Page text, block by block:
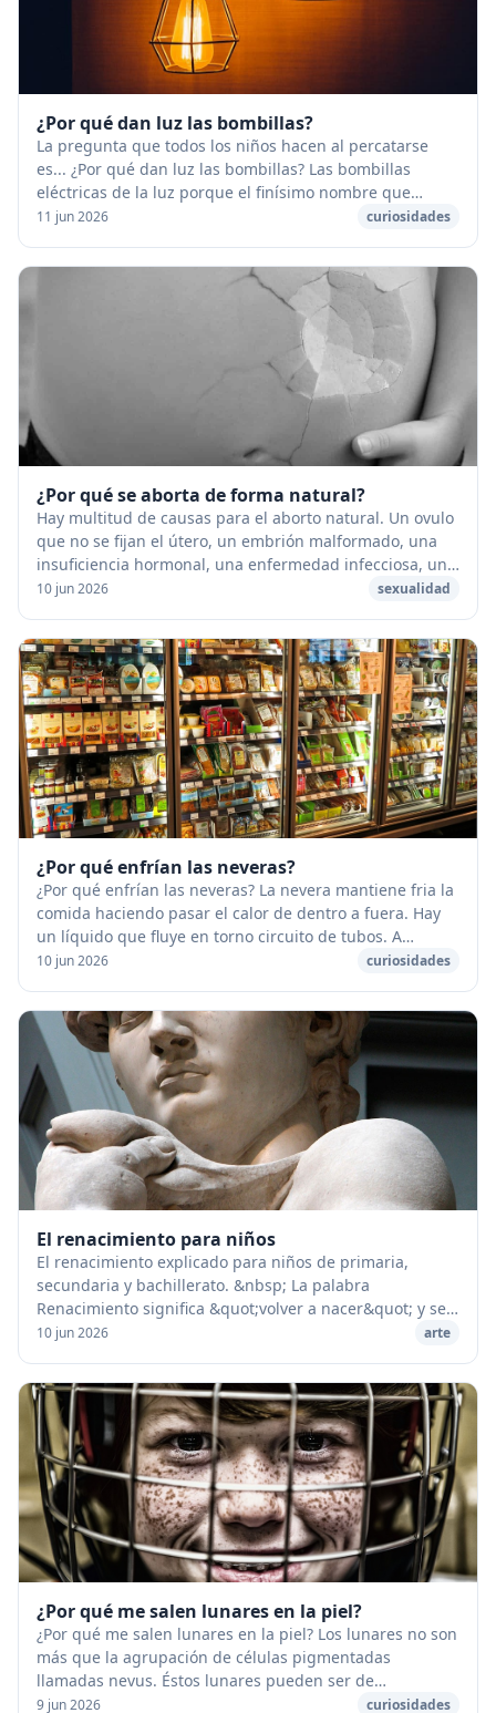
¿Por qué dan luz las bombillas?
La pregunta que todos los niños hacen al percatarse
es... ¿Por qué dan luz las bombillas? Las bombillas
eléctricas de la luz porque el finísimo nombre que
tienen dentro, llamado filamento, se calienta...
11 jun 2026 curiosidades
¿Por qué se aborta de forma natural?
Hay multitud de causas para el aborto natural. Un ovulo
que no se fijan el útero, un embrión malformado, una
insuficiencia hormonal, una enfermedad infecciosa, un
choque físico o psíquico importante q...
10 jun 2026 sexualidad
¿Por qué enfrían las neveras?
¿Por qué enfrían las neveras? La nevera mantiene fria la
comida haciendo pasar el calor de dentro a fuera. Hay
un líquido que fluye en torno circuito de tubos. A
medida que fluye el calor cambia el es...
10 jun 2026 curiosidades
El renacimiento para niños
El renacimiento explicado para niños de primaria,
secundaria y bachillerato. &nbsp; La palabra
Renacimiento significa &quot;volver a nacer&quot; y se
aplica al movimiento intelectual que tanta inﬂuenc...
10 jun 2026 arte
¿Por qué me salen lunares en la piel?
¿Por qué me salen lunares en la piel? Los lunares no son
más que la agrupación de células pigmentadas
llamadas nevus. Éstos lunares pueden ser de
nacimiento o ir apareciendo al cabo del tiempo, en
9 jun 2026 curiosidades